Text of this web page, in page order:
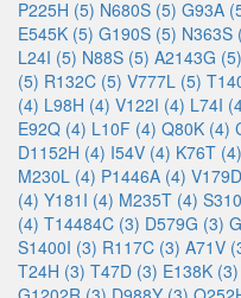
P225H (5) N680S (5) G93A
E545K (5) G190S (5) N363S
L24I (5) N88S (5) A2143G (5)
(5) R132C (5) V777L (5)
(4) L98H (4) V122I (4) L74I
E92Q (4) L10F (4) Q80K (4)
D1152H (4) I54V (4) K76T (4)
M230L (4) P1446A (4)
(4) Y181I (4) M235T (4)
(4) T14484C (3) D579G (3)
S1400I (3) R117C (3) A71V
T24H (3) T47D (3) E138K (3)